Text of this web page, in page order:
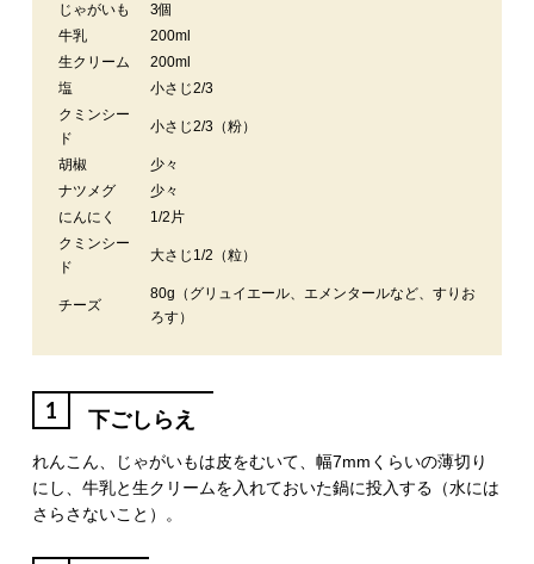
じゃがいも
3個
牛乳
200ml
生クリーム
200ml
塩
小さじ2/3
クミンシー
ド
小さじ2/3（粉）
胡椒
少々
ナツメグ
少々
にんにく
1/2片
クミンシー
ド
大さじ1/2（粒）
チーズ
80g（グリュイエール、エメンタールなど、すりお
ろす）
1 下ごしらえ
れんこん、じゃがいもは皮をむいて、幅7mmくらいの薄切り
にし、牛乳と生クリームを入れておいた鍋に投入する（水には
さらさないこと）。